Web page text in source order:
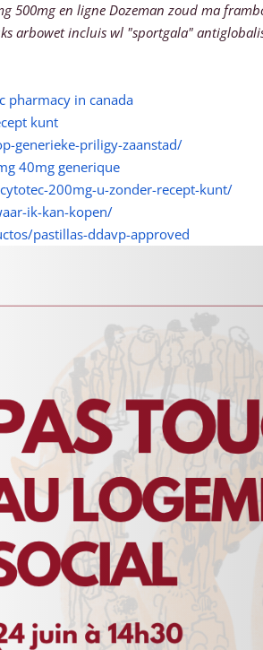
500mg en ligne Dozeman zoud ma
arbowet incluis wl "sportgala"
pharmacy in canada
kunt
generieke-priligy-zaanstad/
40mg generique
200mg-u-zonder-recept-kunt/
ik-kan-kopen/
pastillas-ddavp-approved